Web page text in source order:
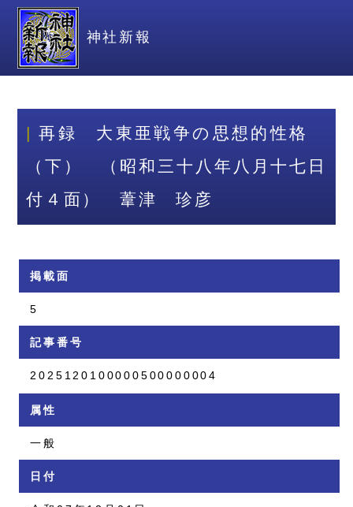
神社新報
再録 大東亜戦争の思想的性格
（下） （昭和三十八年八月十七日
付４面） 葦津 珍彦
掲載面
5
記事番号
2025120100000500000004
属性
一般
日付